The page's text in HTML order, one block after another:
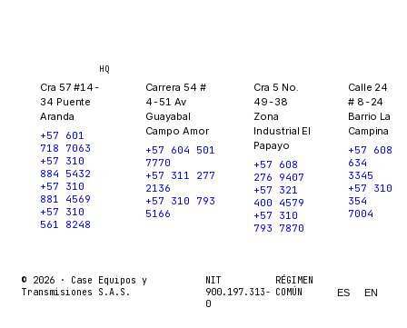
HQ
Cra 57 #14-
34 Puente
Aranda
+57 601
718 7063
+57 310
884 5432
+57 310
881 4569
+57 310
561 8248
Carrera 54 #
4-51 Av
Guayabal
Campo Amor
+57 604 501
7770
+57 311 277
2136
+57 310 793
5166
Cra 5 No.
49-38
Zona
Industrial El
Papayo
+57 608
276 9407
+57 321
400 4579
+57 310
793 7870
Calle 24
# 8-24
Barrio La
Campina
+57 608
634
3345
+57 310
354
7004
© 2026 · Case Equipos y
Transmisiones S.A.S.
NIT
900.197.313-
0
RÉGIMEN
COMÚN
ES EN